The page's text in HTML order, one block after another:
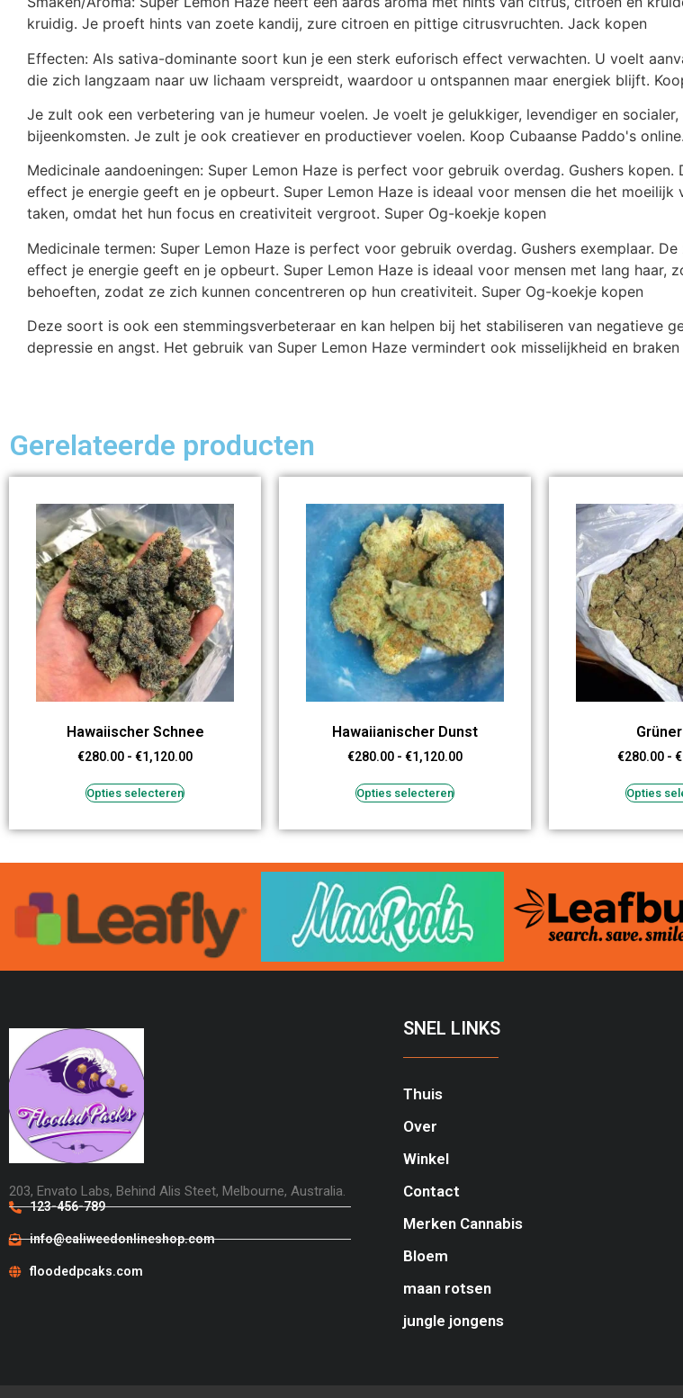
kruidig. Je proeft hints van zoete kandij, zure citroen en pittige citrusvruchten. Jack kopen
Effecten: Als sativa-dominante soort kun je een sterk euforisch effect verwachten. U voelt
die zich langzaam naar uw lichaam verspreidt, waardoor u ontspannen maar energiek blijft.
Je zult ook een verbetering van je humeur voelen. Je voelt je gelukkiger, levendiger en
bijeenkomsten. Je zult je ook creatiever en productiever voelen. Koop Cubaanse Paddo's online.
Medicinale aandoeningen: Super Lemon Haze is perfect voor gebruik overdag. Gushers
effect je energie geeft en je opbeurt. Super Lemon Haze is ideaal voor mensen die het
taken, omdat het hun focus en creativiteit vergroot. Super Og-koekje kopen
Medicinale termen: Super Lemon Haze is perfect voor gebruik overdag. Gushers exemplaar.
effect je energie geeft en je opbeurt. Super Lemon Haze is ideaal voor mensen met lang haar,
behoeften, zodat ze zich kunnen concentreren op hun creativiteit. Super Og-koekje kopen
Deze soort is ook een stemmingsverbeteraar en kan helpen bij het stabiliseren van negatieve
depressie en angst. Het gebruik van Super Lemon Haze vermindert ook misselijkheid en
Gerelateerde producten
Hawaiischer Schnee
€280.00 - €1,120.00
Opties selecteren
Hawaiianischer Dunst
€280.00 - €1,120.00
Opties selecteren
€280.00 - €
Opties
203, Envato Labs, Behind Alis Steet, Melbourne, Australia.
123-456-789
info@caliweedonlineshop.com
floodedpcaks.com
SNEL LINKS
Thuis
Over
Winkel
Contact
Merken Cannabis
Bloem
maan rotsen
jungle jongens